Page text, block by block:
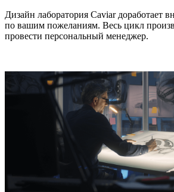
Дизайн лаборатория Caviar доработает
по вашим пожеланиям. Весь цикл
провести персональный менеджер.